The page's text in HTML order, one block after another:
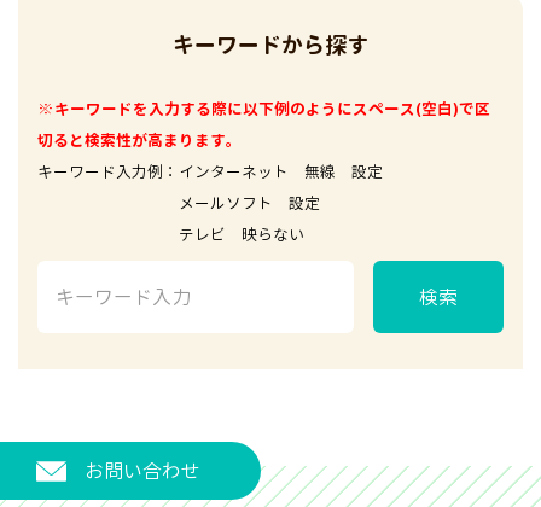
キーワードから探す
※キーワードを入力する際に以下例のようにスペース(空白)で区
切ると検索性が高まります。
キーワード入力例：インターネット 無線 設定
メールソフト 設定
テレビ 映らない
検索
お問い合わせ